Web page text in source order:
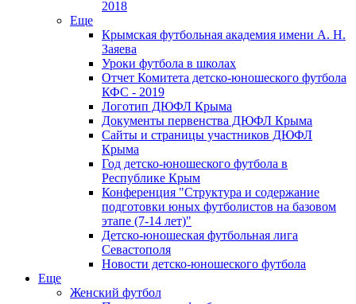
2018
Еще
Крымская футбольная академия имени А. Н.
Заяева
Уроки футбола в школах
Отчет Комитета детско-юношеского футбола
КФС - 2019
Логотип ДЮФЛ Крыма
Документы первенства ДЮФЛ Крыма
Сайты и страницы участников ДЮФЛ
Крыма
Год детско-юношеского футбола в
Республике Крым
Конференция "Структура и содержание
подготовки юных футболистов на базовом
этапе (7-14 лет)"
Детско-юношеская футбольная лига
Севастополя
Новости детско-юношеского футбола
Еще
Женский футбол